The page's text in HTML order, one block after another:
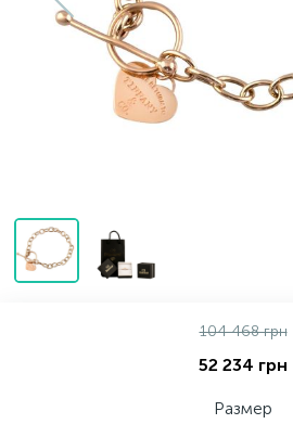
104 468 грн
52 234 грн
Размер
Серебряные колье
Серебряные цепочки
Серебряные сувениры
Золотые серьги
Золотые цепи